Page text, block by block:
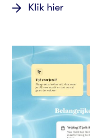
Klik hier